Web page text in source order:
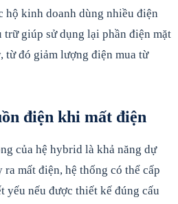
hộ kinh doanh dùng nhiều điện
giúp sử dụng lại phần điện mặt
từ đó giảm lượng điện mua từ
điện khi mất điện
của hệ hybrid là khả năng dự
mất điện, hệ thống có thể cấp
yếu nếu được thiết kế đúng cấu